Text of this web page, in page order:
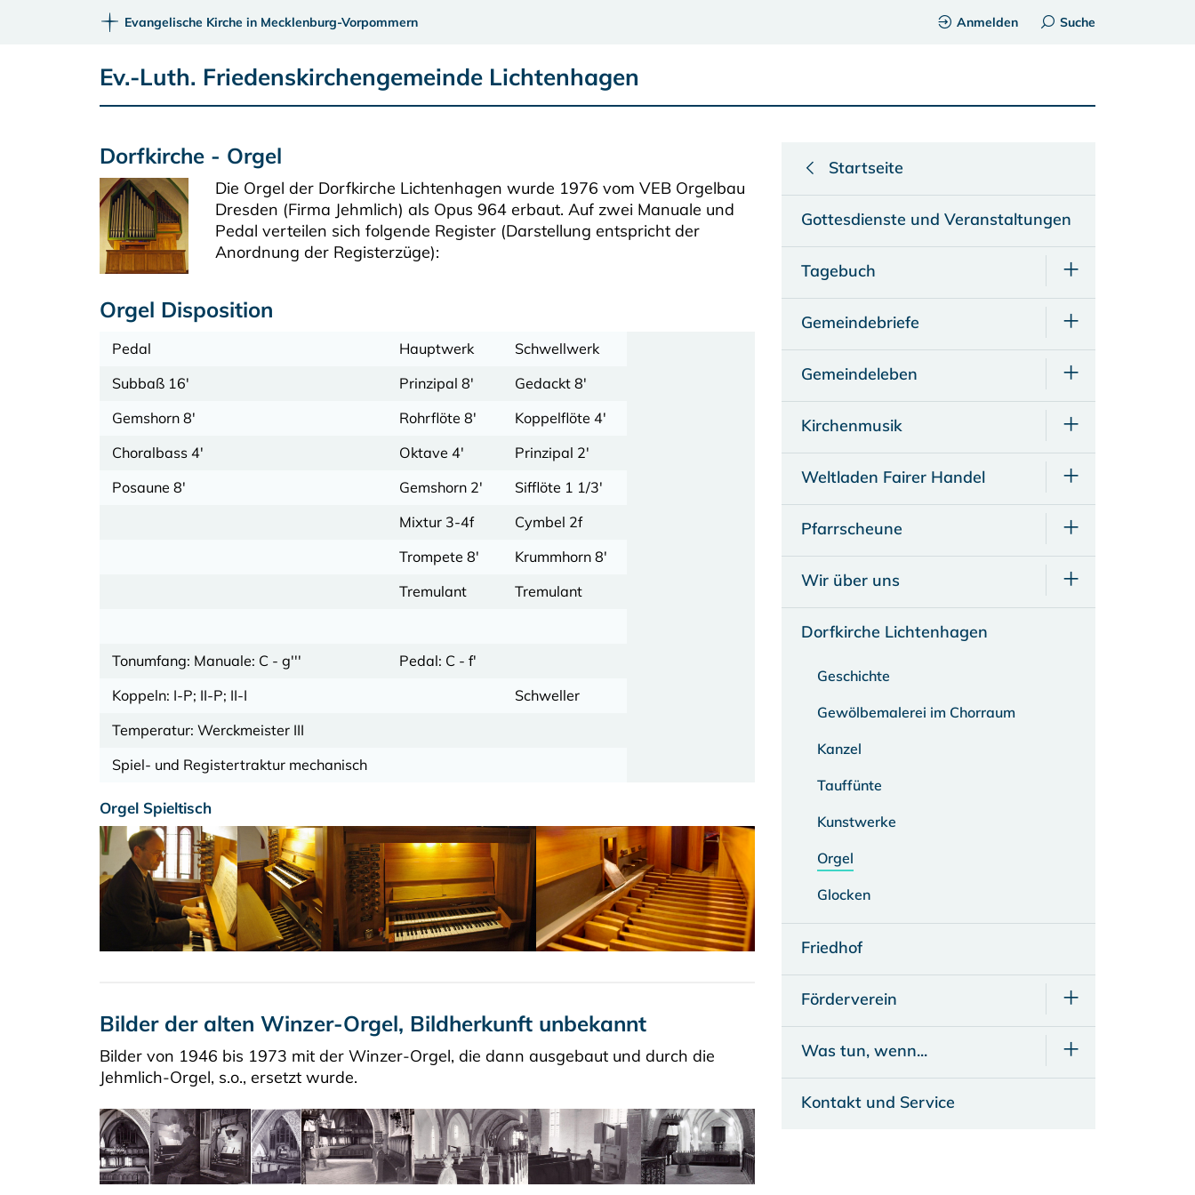
Evangelische Kirche in Mecklenburg-Vorpommern Anmelden Suche
Ev.-Luth. Friedenskirchengemeinde Lichtenhagen
Dorfkirche - Orgel
Die Orgel der Dorfkirche Lichtenhagen wurde 1976 vom VEB Orgelbau
Dresden (Firma Jehmlich) als Opus 964 erbaut. Auf zwei Manuale und
Pedal verteilen sich folgende Register (Darstellung entspricht der
Anordnung der Registerzüge):
Orgel Disposition
Pedal Hauptwerk
Schwellwerk
Subbaß 16'
Prinzipal 8'
Gedackt 8'
Gemshorn 8'
Rohrflöte 8'
Koppelflöte 4'
Choralbass 4'
Oktave 4'
Prinzipal 2'
Posaune 8'
Gemshorn 2'
Sifflöte 1 1/3'
Mixtur 3-4f
Cymbel 2f
Trompete 8'
Krummhorn 8'
Tremulant
Tremulant
Tonumfang: Manuale: C - g'''
Pedal: C - f'
Koppeln: I-P; II-P; II-I
Schweller
Temperatur: Werckmeister III
Spiel- und Registertraktur mechanisch
Orgel Spieltisch
Bilder der alten Winzer-Orgel, Bildherkunft unbekannt
Bilder von 1946 bis 1973 mit der Winzer-Orgel, die dann ausgebaut und durch die
Jehmlich-Orgel, s.o., ersetzt wurde.
Startseite
Gottesdienste und Veranstaltungen
Tagebuch
Gemeindebriefe
Gemeindeleben
Kirchenmusik
Weltladen Fairer Handel
Pfarrscheune
Wir über uns
Dorfkirche Lichtenhagen
Geschichte
Gewölbemalerei im Chorraum
Kanzel
Tauffünte
Kunstwerke
Orgel
Glocken
Friedhof
Förderverein
Was tun, wenn...
Kontakt und Service